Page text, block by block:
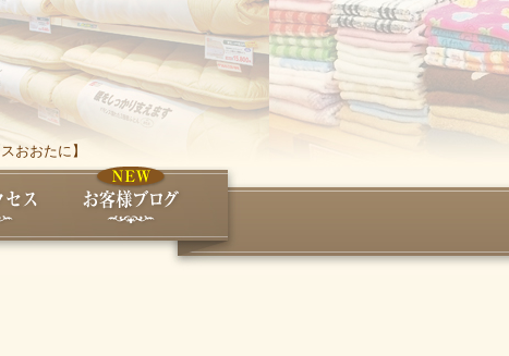
おおたに】